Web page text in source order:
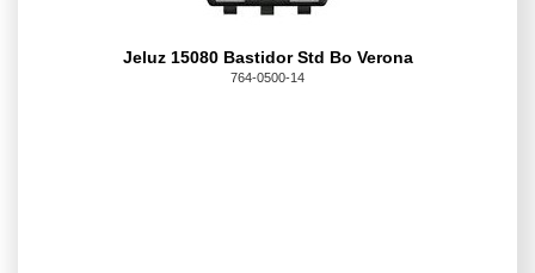
Jeluz 15080 Bastidor Std Bo Verona
764-0500-14